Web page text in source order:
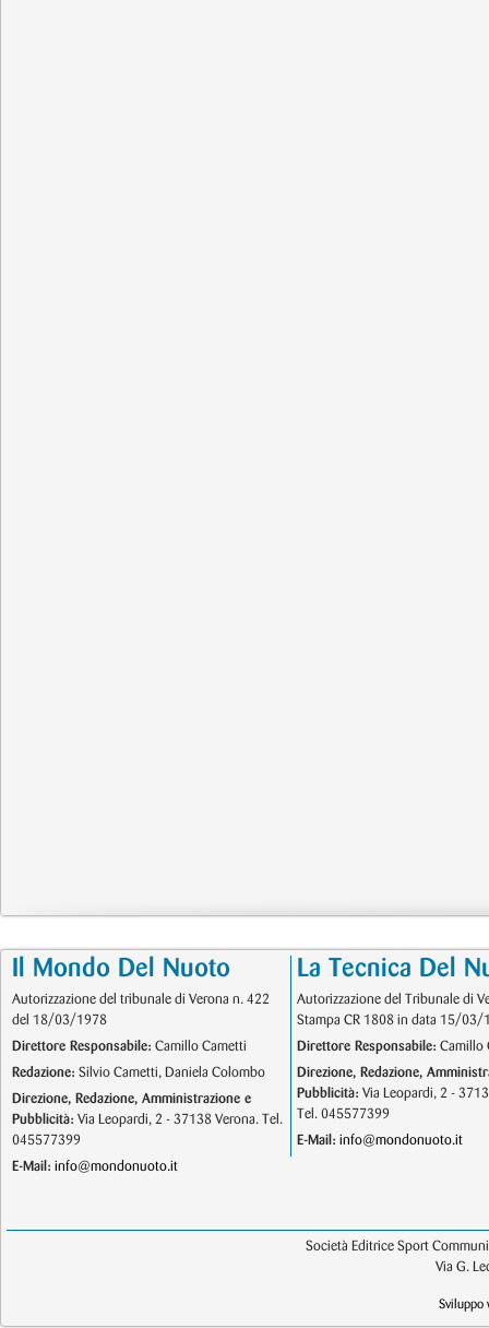
Il Mondo Del Nuoto
Autorizzazione del tribunale di Verona n. 422
del 18/03/1978
Direttore Responsabile: Camillo Cametti
Redazione: Silvio Cametti, Daniela Colombo
Direzione, Redazione, Amministrazione e
Pubblicità: Via Leopardi, 2 - 37138 Verona. Tel.
045577399
E-Mail: info@mondonuoto.it
La Tecnica Del
Autorizzazione del Tribunale di
Stampa CR 1808 in data 15/03/
Direttore Responsabile: Camillo
Direzione, Redazione,
Pubblicità: Via Leopardi, 2 -
Tel. 045577399
E-Mail: info@mondonuoto.it
Società Editrice Sport
Via G.
Sviluppo